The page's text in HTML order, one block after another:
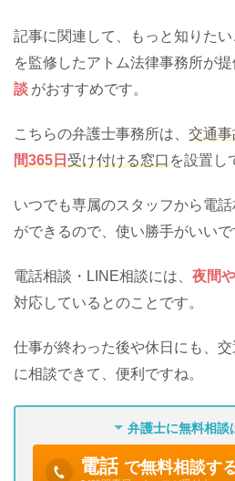
記事に関連して、もっと知りた
を監修したアトム法律事務所が提
談 がおすすめです。
こちらの弁護士事務所は、 交通
間365日受け付ける窓口を設置し
いつでも専属のスタッフから電
ができるので、使い勝手がいいで
電話相談・LINE相談には、 夜間
対応しているとのことです。
仕事が終わった後や休日にも、
に相談できて、便利ですね。
弁護士に無料相談
電話 で無料相談す